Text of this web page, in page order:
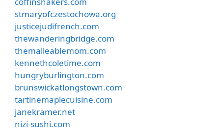
stmaryofczestochowa.org
justicejudifrench.com
thewanderingbridge.com
themalleablemom.com
kennethcoletime.com
hungryburlington.com
brunswickatlongstown.com
tartinemaplecuisine.com
janekramer.net
nizi-sushi.com